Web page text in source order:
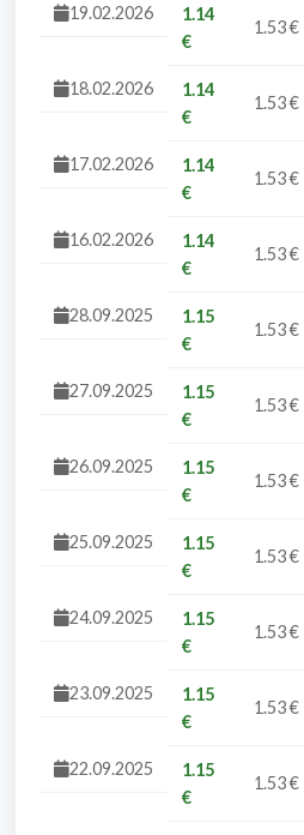
19.02.2026
1.14
€
1.53 €
18.02.2026
1.14
€
1.53 €
17.02.2026
1.14
€
1.53 €
16.02.2026
1.14
€
1.53 €
28.09.2025
1.15
€
1.53 €
27.09.2025
1.15
€
1.53 €
26.09.2025
1.15
€
1.53 €
25.09.2025
1.15
€
1.53 €
24.09.2025
1.15
€
1.53 €
23.09.2025
1.15
€
1.53 €
22.09.2025
1.15
€
1.53 €